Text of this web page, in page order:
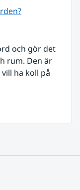
och gör det
rum. Den är
ha koll på